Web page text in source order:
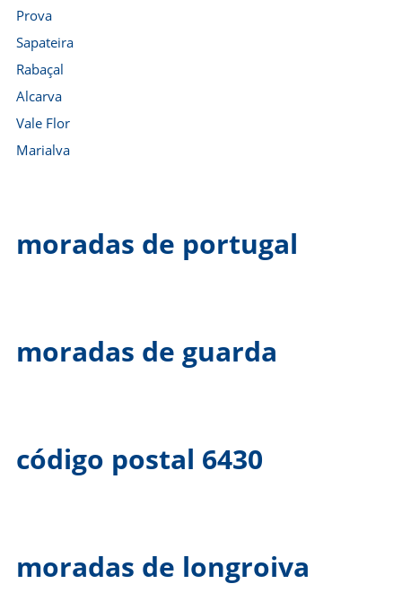
Prova
Sapateira
Rabaçal
Alcarva
Vale Flor
Marialva
moradas de portugal
moradas de guarda
código postal 6430
moradas de longroiva